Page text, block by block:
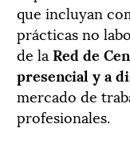
que incluyan
prácticas no
de la Red de
presencial y a
mercado de
profesionales.